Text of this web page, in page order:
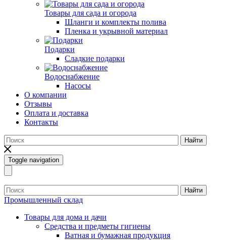
Товары для сада и огорода
Шланги и комплекты полива
Пленка и укрывной материал
Подарки
Cладкие подарки
Водоснабжение
Насосы
О компании
Отзывы
Оплата и доставка
Контакты
Найти
Toggle navigation
Найти
Промышленный склад
Товары для дома и дачи
Средства и предметы гигиены
Ватная и бумажная продукция